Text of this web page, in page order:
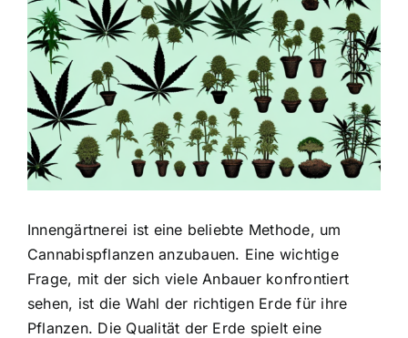
Bild
Innengärtnerei ist eine beliebte Methode, um
Cannabispflanzen anzubauen. Eine wichtige
Frage, mit der sich viele Anbauer konfrontiert
sehen, ist die Wahl der richtigen Erde für ihre
Pflanzen. Die Qualität der Erde spielt eine